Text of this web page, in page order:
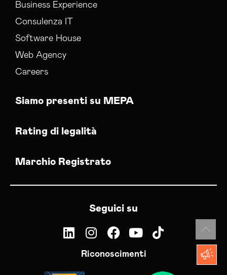
Business Experience
Consulenza IT
Software House
Web Agency
Careers
Siamo presenti su MEPA
Rating di legalità
Marchio Registrato
Seguici su
Riconoscimenti